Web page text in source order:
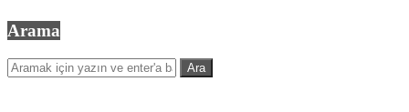
Arama